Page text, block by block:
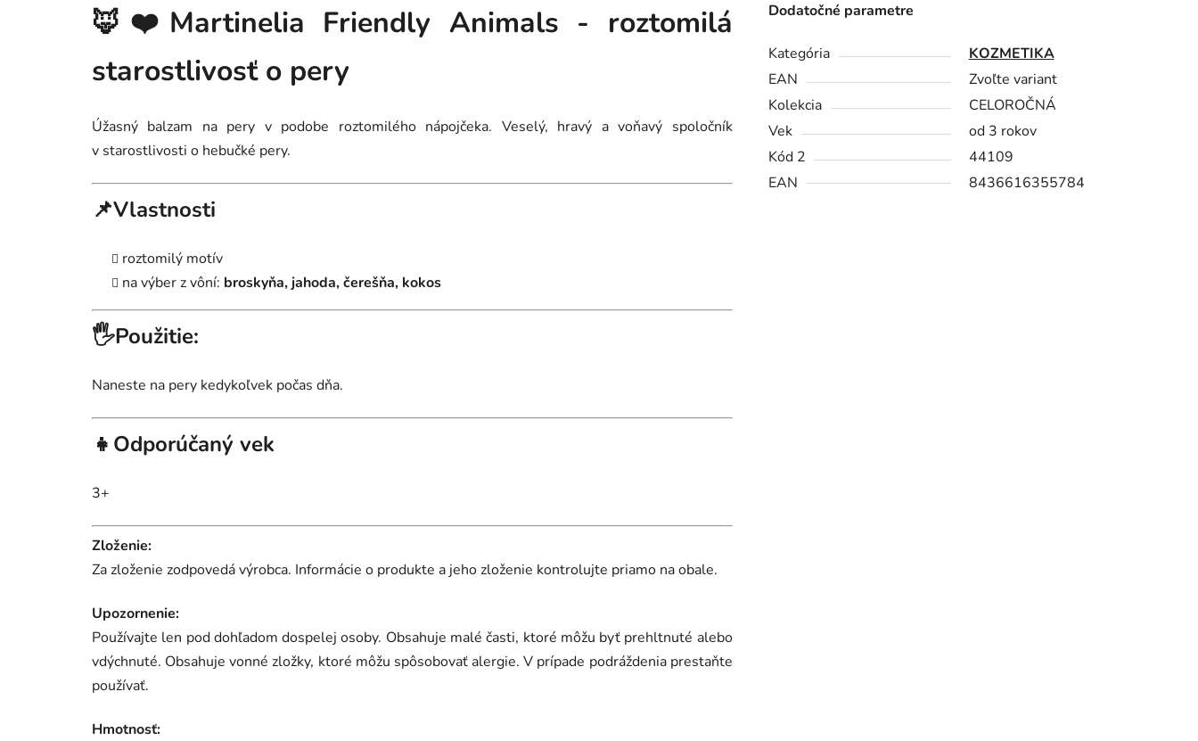
🦊❤️Martinelia Friendly Animals - roztomilá
starostlivosť o pery
Úžasný balzam na pery v podobe roztomilého nápojčeka. Veselý, hravý a voňavý spoločník
v starostlivosti o hebučké pery.
📌Vlastnosti
roztomilý motív
na výber z vôní: broskyňa, jahoda, čerešňa, kokos
🖐️Použitie:
Naneste na pery kedykoľvek počas dňa.
👧Odporúčaný vek
3+
Zloženie:
Za zloženie zodpovedá výrobca. Informácie o produkte a jeho zloženie kontrolujte priamo na obale.
Upozornenie:
Používajte len pod dohľadom dospelej osoby. Obsahuje malé časti, ktoré môžu byť prehltnuté alebo
vdýchnuté. Obsahuje vonné zložky, ktoré môžu spôsobovať alergie. V prípade podráždenia prestaňte
používať.
Hmotnosť:
Dodatočné parametre
Kategória
KOZMETIKA
EAN
Zvoľte variant
Kolekcia
CELOROČNÁ
Vek
od 3 rokov
Kód 2
44109
EAN
8436616355784